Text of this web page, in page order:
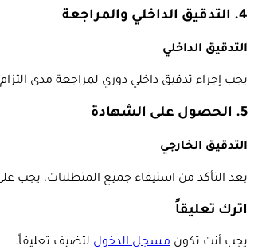
4. التدقيق الداخلي والمراجعة
التدقيق الداخلي
يجب إجراء تدقيق داخلي دوري لمراجعة مدى
5. الحصول على الشهادة
التدقيق الخارجي
بعد التأكد من استيفاء جميع المتطلبات، يجب
اترك تعليقاً
يجب أنت تكون مسجل الدخول لتضيف تعليقاً.